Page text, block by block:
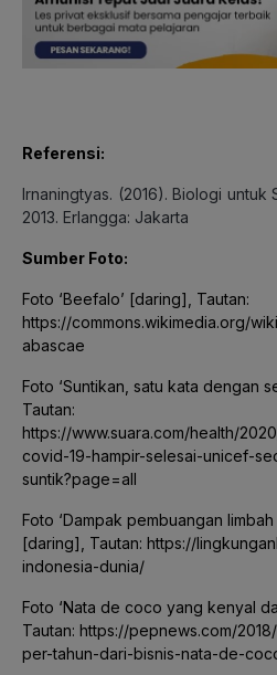
Referensi:
Irnaningtyas. (2016). Biologi untuk
2013. Erlangga: Jakarta
Sumber Foto:
Foto ‘Beefalo’ [daring], Tautan:
https://commons.wikimedia.org/
abascae
Foto ‘Suntikan, satu kata dengan
Tautan:
https://www.suara.com/health/
covid-19-hampir-selesai-unicef-
suntik?page=all
Foto ‘Dampak pembuangan
[daring], Tautan: https://
indonesia-dunia/
Foto ‘Nata de coco yang kenyal
Tautan: https://pepnews.com/
per-tahun-dari-bisnis-nata-de-